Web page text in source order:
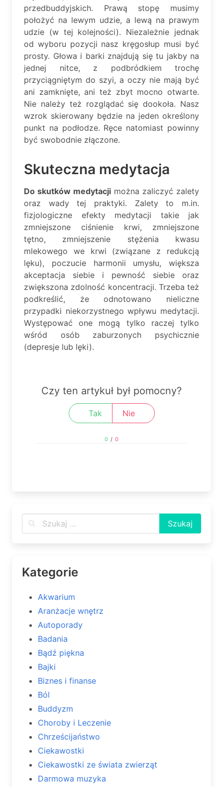
przedbuddyjskich. Prawą stopę musimy
położyć na lewym udzie, a lewą na prawym
udzie (w tej kolejności). Niezależnie jednak
od wyboru pozycji nasz kręgosłup musi być
prosty. Głowa i barki znajdują się tu jakby na
jednej nitce, z podbródkiem trochę
przyciągniętym do szyi, a oczy nie mają być
ani zamknięte, ani też zbyt mocno otwarte.
Nie należy też rozglądać się dookoła. Nasz
wzrok skierowany będzie na jeden określony
punkt na podłodze. Ręce natomiast powinny
być swobodnie złączone.
Skuteczna medytacja
Do skutków medytacji można zaliczyć zalety
oraz wady tej praktyki. Zalety to m.in.
fizjologiczne efekty medytacji takie jak
zmniejszone ciśnienie krwi, zmniejszone
tętno, zmniejszenie stężenia kwasu
mlekowego we krwi (związane z redukcją
lęku), poczucie harmonii umysłu, większa
akceptacja siebie i pewność siebie oraz
zwiększona zdolność koncentracji. Trzeba też
podkreślić, że odnotowano nieliczne
przypadki niekorzystnego wpływu medytacji.
Występować one mogą tylko raczej tylko
wśród osób zaburzonych psychicznie
(depresje lub lęki).
Czy ten artykuł był pomocny?
Tak Nie
0 / 0
Kategorie
Akwarium
Aranżacje wnętrz
Autoporady
Badania
Bądź piękna
Bajki
Biznes i finanse
Ból
Buddyzm
Choroby i Leczenie
Chrześcijaństwo
Ciekawostki
Ciekawostki ze świata zwierząt
Darmowa muzyka